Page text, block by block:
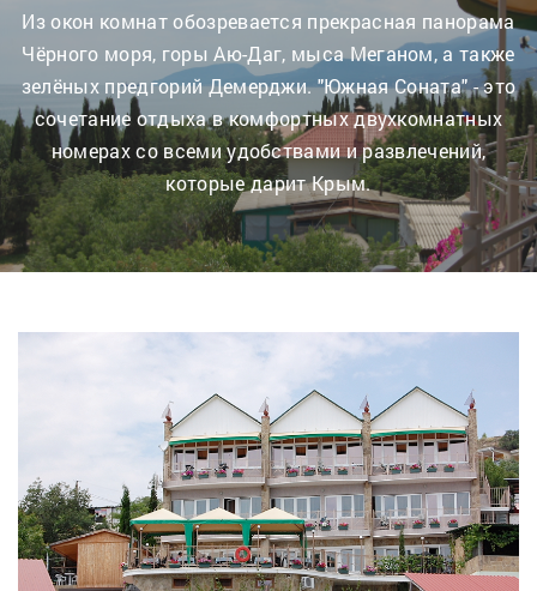
Из окон комнат обозревается прекрасная панорама
Чёрного моря, горы Аю-Даг, мыса Меганом, а также
зелёных предгорий Демерджи. "Южная Соната" - это
сочетание отдыха в комфортных двухкомнатных
номерах со всеми удобствами и развлечений,
которые дарит Крым.